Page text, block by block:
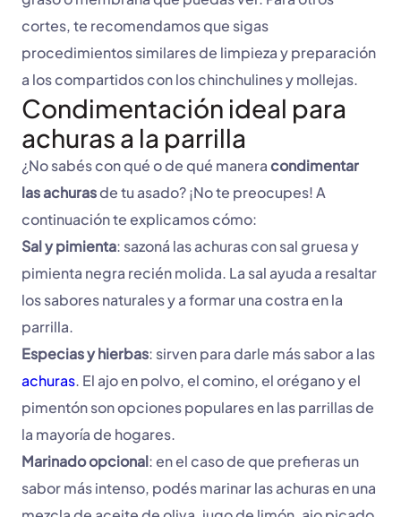
cortes, te recomendamos que sigas
procedimientos similares de limpieza y preparación
a los compartidos con los chinchulines y mollejas.
Condimentación ideal para
achuras a la parrilla
¿No sabés con qué o de qué maneracondimentar
las achurasde tu asado? ¡No te preocupes! A
continuación te explicamos cómo:
Sal y pimienta: sazoná las achuras con sal gruesa y
pimienta negra recién molida. La sal ayuda a resaltar
los sabores naturales y a formar una costra en la
parrilla.
Especias y hierbas: sirven para darle más sabor a las
achuras. El ajo en polvo, el comino, el orégano y el
pimentón son opciones populares en las parrillas de
la mayoría de hogares.
Marinado opcional: en el caso de que prefieras un
sabor más intenso, podés marinar las achuras en una